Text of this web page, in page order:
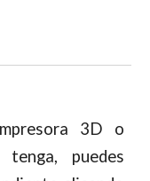
3D o
puedes